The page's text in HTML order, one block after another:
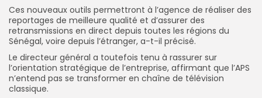
Ces nouveaux outils permettront à l’agence de réaliser des
reportages de meilleure qualité et d’assurer des
retransmissions en direct depuis toutes les régions du
Sénégal, voire depuis l’étranger, a-t-il précisé.
Le directeur général a toutefois tenu à rassurer sur
l’orientation stratégique de l’entreprise, affirmant que l’APS
n’entend pas se transformer en chaîne de télévision
classique.